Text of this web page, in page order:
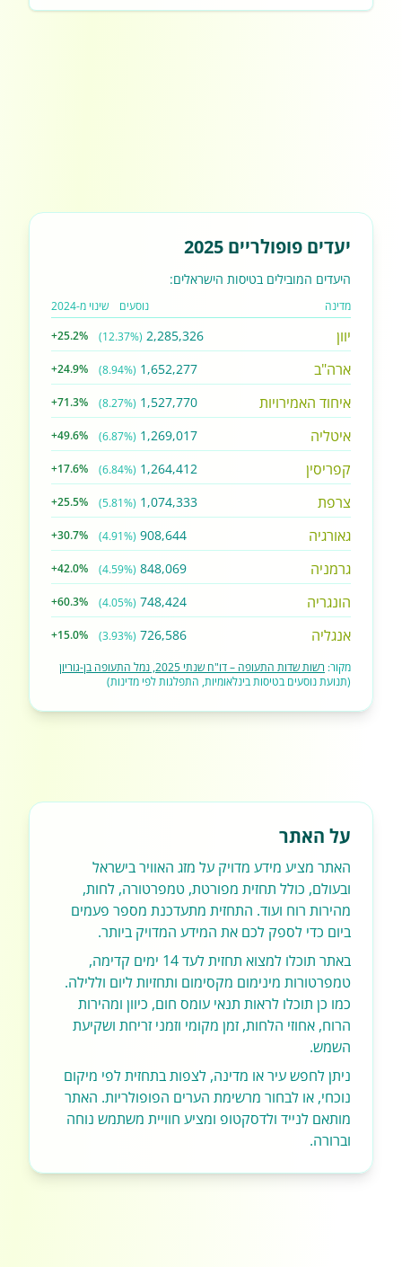
יעדים פופולריים 2025
היעדים המובילים בטיסות הישראלים:
מדינה נוסעים שינוי מ-2024
יוון 2,285,326
(12.37%)
+25.2%
ארה"ב 1,652,277
(8.94%)
+24.9%
איחוד האמירויות 1,527,770
(8.27%)
+71.3%
איטליה 1,269,017
(6.87%)
+49.6%
קפריסין 1,264,412
(6.84%)
+17.6%
צרפת 1,074,333
(5.81%)
+25.5%
גאורגיה 908,644
(4.91%)
+30.7%
גרמניה 848,069
(4.59%)
+42.0%
הונגריה 748,424
(4.05%)
+60.3%
אנגליה 726,586
(3.93%)
+15.0%
מקור: רשות שדות התעופה – דו"ח שנתי 2025, נמל התעופה בן-גוריון
(תנועת נוסעים בטיסות בינלאומיות, התפלגות לפי מדינות)
על האתר
האתר מציע מידע מדויק על מזג האוויר בישראל
ובעולם, כולל תחזית מפורטת, טמפרטורה, לחות,
מהירות רוח ועוד. התחזית מתעדכנת מספר פעמים
ביום כדי לספק לכם את המידע המדויק ביותר.
באתר תוכלו למצוא תחזית לעד 14 ימים קדימה,
טמפרטורות מינימום מקסימום ותחזיות ליום וללילה.
כמו כן תוכלו לראות תנאי עומס חום, כיוון ומהירות
הרוח, אחוזי הלחות, זמן מקומי וזמני זריחת ושקיעת
השמש.
ניתן לחפש עיר או מדינה, לצפות בתחזית לפי מיקום
נוכחי, או לבחור מרשימת הערים הפופולריות. האתר
מותאם לנייד ולדסקטופ ומציע חוויית משתמש נוחה
וברורה.